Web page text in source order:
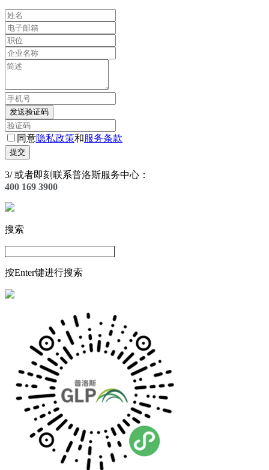
发送验证码
同意隐私政策和服务条款
提交
3/或者即刻联系普洛斯服务中心：
400 169 3900
搜索
按Enter键进行搜索